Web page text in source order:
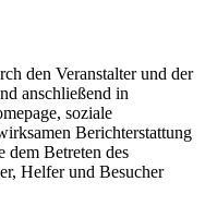
den Veranstalter und der
anschließend in
soziale
Berichterstattung
Betreten des
Helfer und Besucher